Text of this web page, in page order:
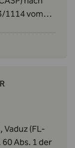
1114 vom
Vaduz (FL-
Abs. 1 der